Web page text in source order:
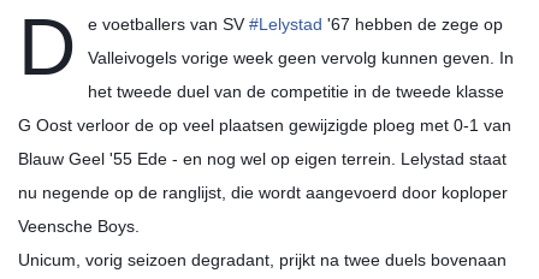
D e voetballers van SV #Lelystad '67 hebben de zege op
Valleivogels vorige week geen vervolg kunnen geven. In
het tweede duel van de competitie in de tweede klasse
G Oost verloor de op veel plaatsen gewijzigde ploeg met 0-1 van
Blauw Geel '55 Ede - en nog wel op eigen terrein. Lelystad staat
nu negende op de ranglijst, die wordt aangevoerd door koploper
Veensche Boys.
Unicum, vorig seizoen degradant, prijkt na twee duels bovenaan